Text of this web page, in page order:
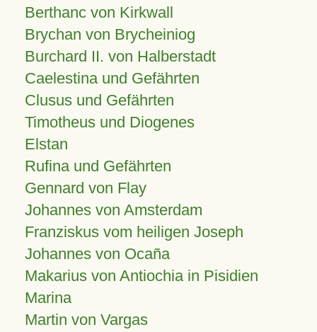
Berthanc von Kirkwall
Brychan von Brycheiniog
Burchard II. von Halberstadt
Caelestina und Gefährten
Clusus und Gefährten
Timotheus und Diogenes
Elstan
Rufina und Gefährten
Gennard von Flay
Johannes von Amsterdam
Franziskus vom heiligen Joseph
Johannes von Ocaña
Makarius von Antiochia in Pisidien
Marina
Martin von Vargas